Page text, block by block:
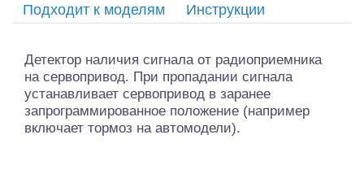
Подходит к моделям
Инструкции
Детектор наличия сигнала от радиоприемника
на сервопривод. При пропадании сигнала
устанавливает сервопривод в заранее
запрограммированное положение (например
включает тормоз на автомодели).